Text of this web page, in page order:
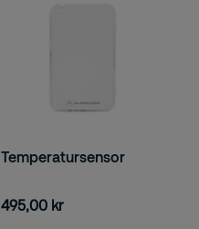
Temperatursensor
495,00 kr